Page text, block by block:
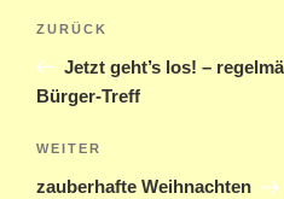
Beitragsnavigation
Vorheriger
Beitrag
ZURÜCK
Jetzt geht’s los! –
Bürger-Treff
Nächster
Beitrag
WEITER
zauberhafte Weihnachten